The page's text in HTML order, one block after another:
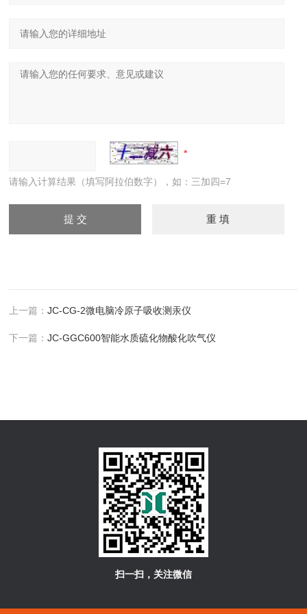
请输入计算结果（填写阿拉伯数字），如：三加四=7
上一篇：JC-CG-2微电脑冷原子吸收测汞仪
下一篇：JC-GGC600智能水质硫化物酸化吹气仪
扫一扫，关注微信